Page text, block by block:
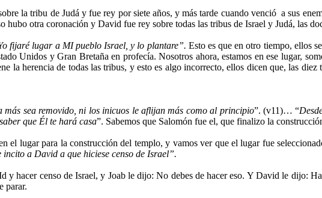
tribu de Judá y fue rey por siete años, y más tarde cuando venció a sus
otra coronación y David fue rey sobre todas las tribus de Israel y Judá, las
fijaré lugar a MI pueblo Israel, y lo plantare”. Esto es que en otro tiempo, ellos
Unidos y Gran Bretaña en profecía. Nosotros ahora, estamos en ese lugar,
la herencia de todas las tribus, y esto es algo incorrecto, ellos dicen que, las
sea removido, ni los inicuos le aflijan más como al principio”. (v11)… “
saber que Él te hará casa”. Sabemos que Salomón fue el, que finalizo la
el lugar para la construcción del templo, y vamos ver que el lugar fue
a David a que hiciese censo de Israel”.
y hacer censo de Israel, y Joab le dijo: No debes de hacer eso. Y David le dijo:
parar.